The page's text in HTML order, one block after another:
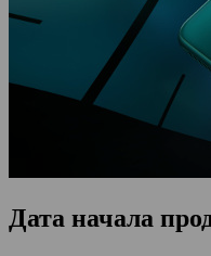
Дата начала